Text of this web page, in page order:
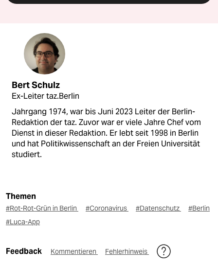
Bert Schulz
Ex-Leiter taz.Berlin
Jahrgang 1974, war bis Juni 2023 Leiter der Berlin-
Redaktion der taz. Zuvor war er viele Jahre Chef vom
Dienst in dieser Redaktion. Er lebt seit 1998 in Berlin
und hat Politikwissenschaft an der Freien Universität
studiert.
Themen
#Rot-Rot-Grün in Berlin #Coronavirus #Datenschutz
#Berlin
#Luca-App
Feedback Kommentieren Fehlerhinweis